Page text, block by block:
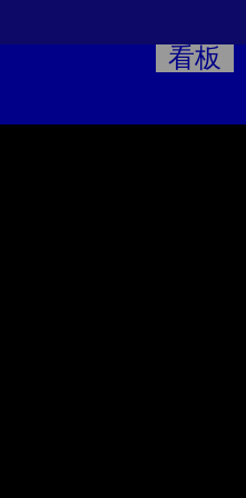
看板